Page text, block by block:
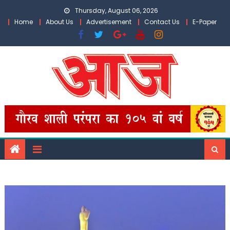
Thursday, August 06, 2026
Home
About Us Advertisement Contact Us E-Paper